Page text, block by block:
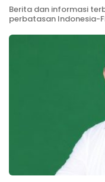
Berita dan informasi
perbatasan Indonesia-